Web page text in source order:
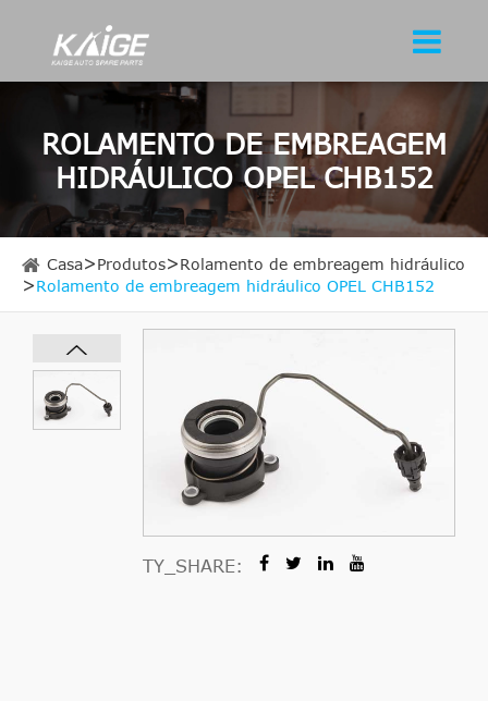
ROLAMENTO DE EMBREAGEM
HIDRÁULICO OPEL CHB152
Casa Produtos
Rolamento de embreagem hidráulico
Rolamento de embreagem hidráulico OPEL CHB152
TY_SHARE: